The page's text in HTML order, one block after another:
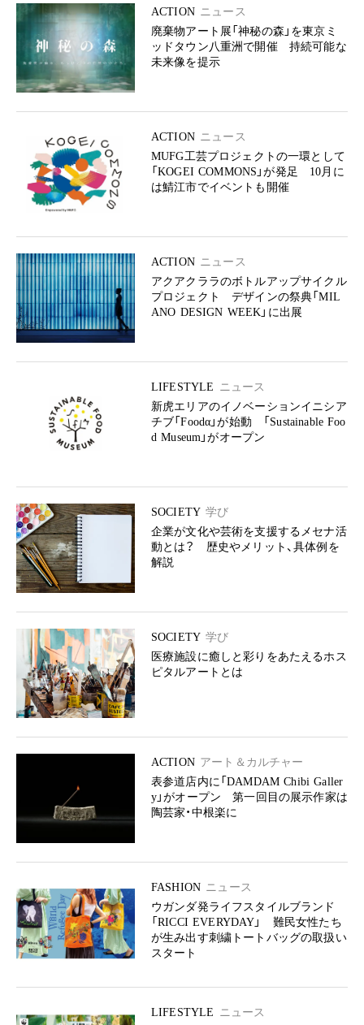
ACTION ニュース
廃棄物アート展「神秘の森」を東京ミ
ッドタウン八重洲で開催 持続可能な
未来像を提示
ACTION ニュース
MUFG工芸プロジェクトの一環として
「KOGEI COMMONS」が発足 10月に
は鯖江市でイベントも開催
ACTION ニュース
アクアクララのボトルアップサイクル
プロジェクト デザインの祭典「MIL
ANO DESIGN WEEK」に出展
LIFESTYLE ニュース
新虎エリアのイノベーションイニシア
チブ「Foodα」が始動 「Sustainable Foo
d Museum」がオープン
SOCIETY 学び
企業が文化や芸術を支援するメセナ活
動とは？ 歴史やメリット、具体例を
解説
SOCIETY 学び
医療施設に癒しと彩りをあたえるホス
ピタルアートとは
ACTION アート＆カルチャー
表参道店内に「DAMDAM Chibi Galler
y」がオープン 第一回目の展示作家は
陶芸家・中根楽に
FASHION ニュース
ウガンダ発ライフスタイルブランド
「RICCI EVERYDAY」 難民女性たち
が生み出す刺繍トートバッグの取扱い
スタート
LIFESTYLE ニュース